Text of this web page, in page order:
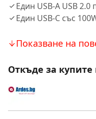
Един USB-A USB 2.0
Един USB-C със
Показване на
Откъде за купите